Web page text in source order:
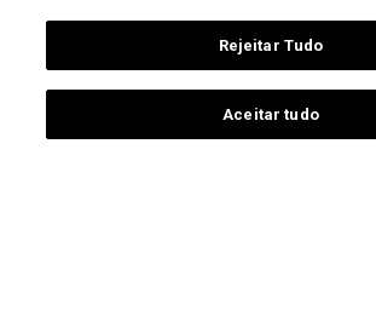
alumni
sociedade
+351 234 370
Rejeitar Tudo
Aceitar tudo